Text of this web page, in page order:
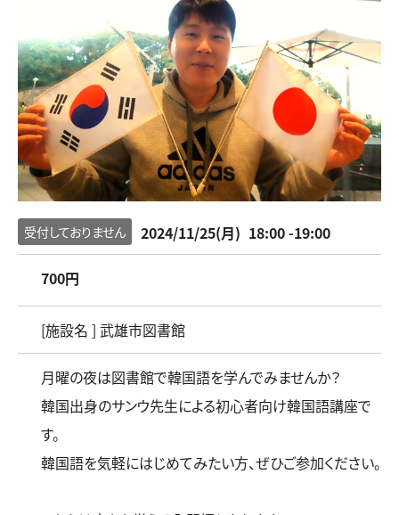
受付しておりません 2024/11/25(月) 18:00 -19:00
700円
[施設名 ] 武雄市図書館
月曜の夜は図書館で韓国語を学んでみませんか？
韓国出身のサンウ先生による初心者向け韓国語講座で
す。
韓国語を気軽にはじめてみたい方、ぜひご参加ください。